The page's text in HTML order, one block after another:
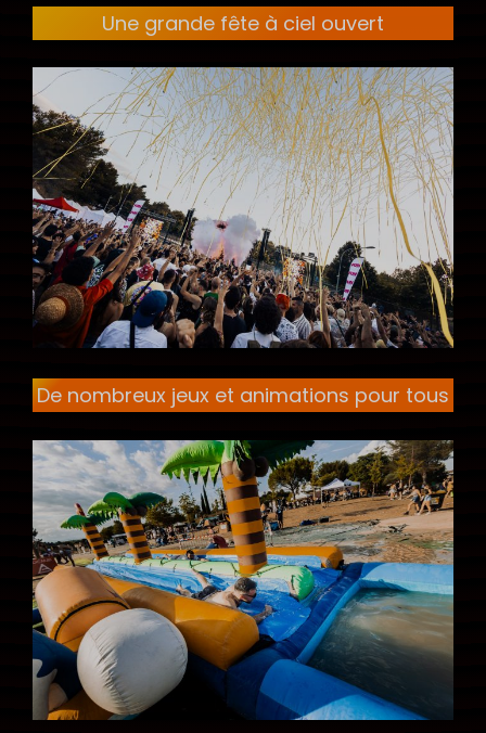
Une grande fête à ciel ouvert
De nombreux jeux et animations pour tous